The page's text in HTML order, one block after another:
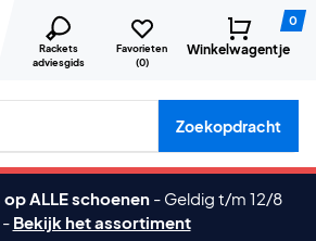
Rackets
adviesgids
Favorieten
(0)
0
Winkelwagentje
producten, merken etc.
Zoekopdracht
ALLE schoenen - Geldig t/m 12/8
- Bekijk het assortiment